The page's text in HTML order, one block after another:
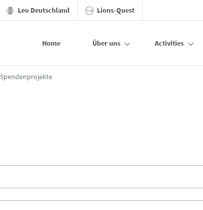
Leo Deutschland Lions-Quest
Home Über uns Activities
Spendenprojekte